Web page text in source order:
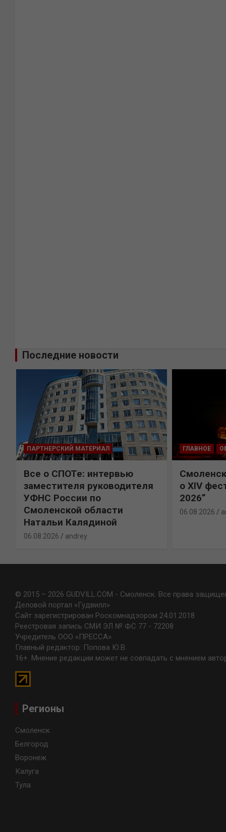
Последние новости
ПАРТНЕРСКИЙ МАТЕРИАЛ
Все о СПОТе: интервью
заместителя руководителя
УФНС России по
Смоленской области
Натальи Калядиной
06.08.2026 andrey
ГЛАВНОЕ
о XIV
2026”
06.08.2026
© 2015 – 2026 GUDVILL.COM - Смоленск. Все права
Деловой портал «Гудвилл»
Сайт зарегистрирован Роскомнадзором 24.01.2018
Реестровая запись СМИ ЭЛ № ФС 77 - 72208
Учредитель ООО «ПРЕССА»
Главный редактор: Попова Ю.В.
16+. Мнение редакции может не совпадать с мнением
Регионы
Смоленск
Белгород
Воронеж
Калуга
Тула